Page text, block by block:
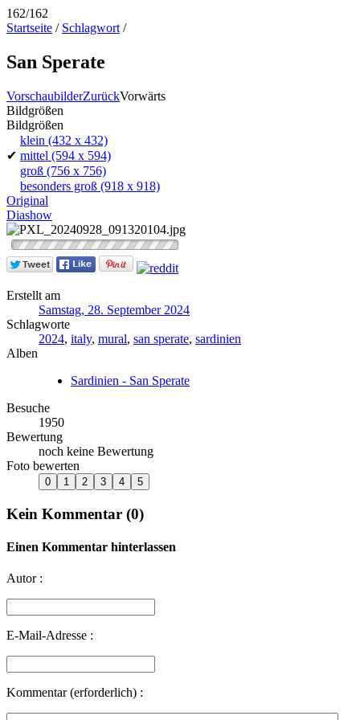
162/162
Startseite / Schlagwort /
San Sperate
VorschaubilderZurückVorwärts
Bildgrößen
Bildgrößen
klein (432 x 432)
✔ mittel (594 x 594)
groß (756 x 756)
besonders groß (918 x 918)
Original
Diashow
Erstellt am
Samstag, 28. September 2024
Schlagworte
2024, italy, mural, san sperate, sardinien
Alben
Sardinien - San Sperate
Besuche
1950
Bewertung
noch keine Bewertung
Foto bewerten
Kein Kommentar (0)
Einen Kommentar hinterlassen
Autor :
E-Mail-Adresse :
Kommentar (erforderlich) :